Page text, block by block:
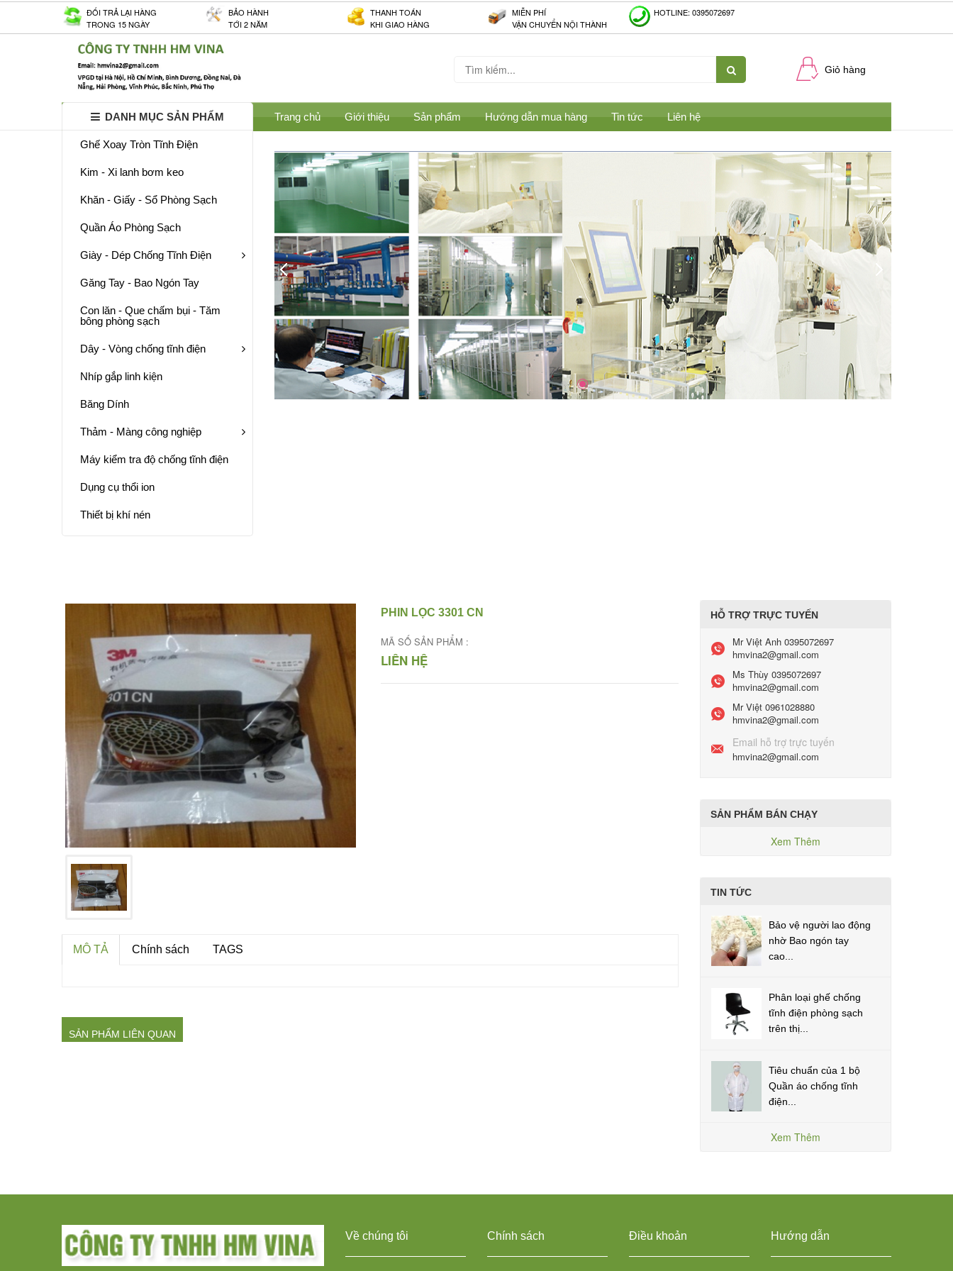
ĐỐI TRẢ LẠI HÀNG
TRONG 15 NGÀY
BẢO HÀNH
TỚI 2 NĂM
THANH TOÁN
KHI GIAO HÀNG
MIỄN PHÍ
VẬN CHUYỂN NỘI THÀNH
HOTLINE: 0395072697
Giỏ hàng
DANH MỤC SẢN PHẨM Trang chủ Giới thiệu Sản phẩm Hướng dẫn mua hàng Tin tức Liên hệ
Ghế Xoay Tròn Tĩnh Điện
Kim - Xi lanh bơm keo
Khăn - Giấy - Sổ Phòng Sạch
Quần Áo Phòng Sạch
Giày - Dép Chống Tĩnh Điện
Găng Tay - Bao Ngón Tay
Con lăn - Que chấm bụi - Tăm
bông phòng sạch
Dây - Vòng chống tĩnh điện
Nhíp gắp linh kiện
Băng Dính
Thảm - Màng công nghiệp
Máy kiểm tra độ chống tĩnh điện
Dụng cụ thổi ion
Thiết bị khí nén
PHIN LỌC 3301 CN
MÃ SỐ SẢN PHẨM :
LIÊN HỆ
MÔ TẢ Chính sách TAGS
SẢN PHẨM LIÊN QUAN
HỖ TRỢ TRỰC TUYẾN
Mr Việt Anh 0395072697
hmvina2@gmail.com
Ms Thùy 0395072697
hmvina2@gmail.com
Mr Việt 0961028880
hmvina2@gmail.com
Email hỗ trợ trực tuyến
hmvina2@gmail.com
SẢN PHẨM BÁN CHẠY
Xem Thêm
TIN TỨC
Bảo vệ người lao động
nhờ Bao ngón tay
cao...
Phân loại ghế chống
tĩnh điện phòng sạch
trên thị...
Tiêu chuẩn của 1 bộ
Quần áo chống tĩnh
điện...
Xem Thêm
Về chúng tôi Chính sách Điều khoản Hướng dẫn